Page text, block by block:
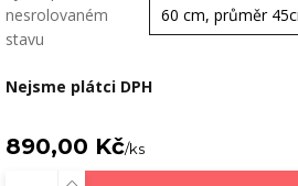
nesrolovaném
stavu
Nejsme plátci DPH
890,00 Kč/ks